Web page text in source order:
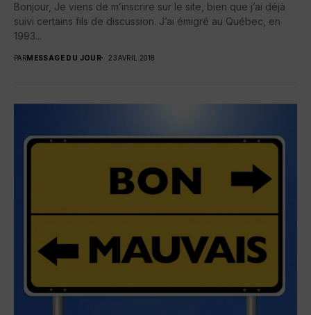
Bonjour, Je viens de m’inscrire sur le site, bien que j’ai déjà
suivi certains fils de discussion. J’ai émigré au Québec, en
1993...
PARMESSAGE DU JOUR 23 AVRIL 2018